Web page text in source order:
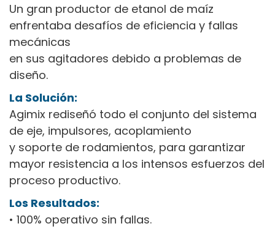
Un gran productor de etanol de maíz
enfrentaba desafíos de eficiencia y fallas
mecánicas
en sus agitadores debido a problemas de
diseño.
La Solución:
Agimix rediseñó todo el conjunto del sistema
de eje, impulsores, acoplamiento
y soporte de rodamientos, para garantizar
mayor resistencia a los intensos esfuerzos del
proceso productivo.
Los Resultados:
• 100% operativo sin fallas.